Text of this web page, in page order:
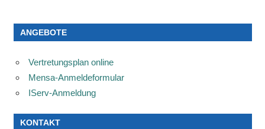
ANGEBOTE
Vertretungsplan online
Mensa-Anmeldeformular
IServ-Anmeldung
KONTAKT